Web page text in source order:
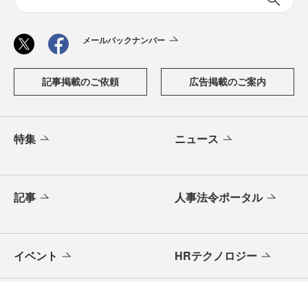
メールバックナンバー
記事掲載のご依頼 広告掲載のご案内
特集 ニュース
記事 人事法令ポータル
イベント HRテクノロジー